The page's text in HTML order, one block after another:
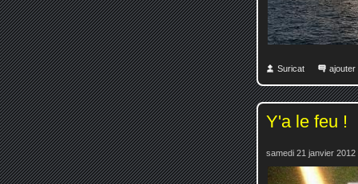
Suricat ajouter
Y'a le feu !
samedi 21 janvier 2012